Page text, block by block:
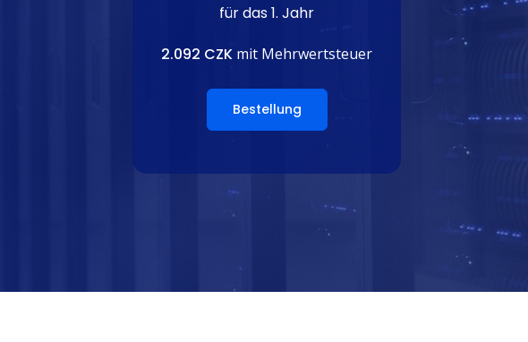
für das 1. Jahr
2.092 CZK mit Mehrwertsteuer
Bestellung